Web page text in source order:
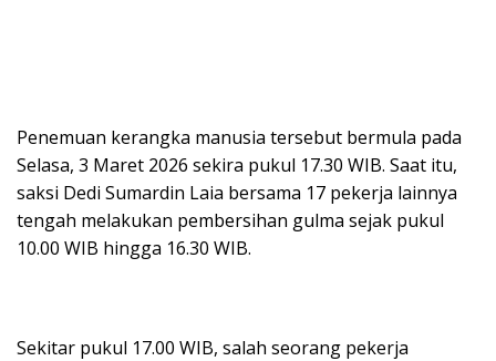
Penemuan kerangka manusia tersebut bermula pada
Selasa, 3 Maret 2026 sekira pukul 17.30 WIB. Saat itu,
saksi Dedi Sumardin Laia bersama 17 pekerja lainnya
tengah melakukan pembersihan gulma sejak pukul
10.00 WIB hingga 16.30 WIB.
Sekitar pukul 17.00 WIB, salah seorang pekerja